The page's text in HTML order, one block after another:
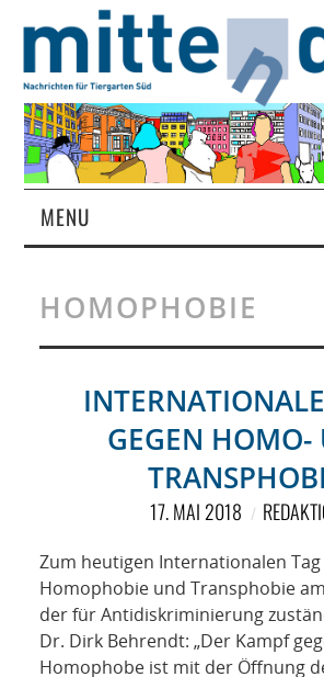
MENU
MAGAZIN
ÜBER UNS
RUBRIKEN
SPONSORING
KONTAKT
HOMOPHOBIE
GEGEN HOMO-
17. MAI 2018
Zum heutigen Internationalen Tag
Homophobie und Transphobie
der für Antidiskriminierung
Dr. Dirk Behrendt: „Der Kampf
Homophobe ist mit der Öffnung